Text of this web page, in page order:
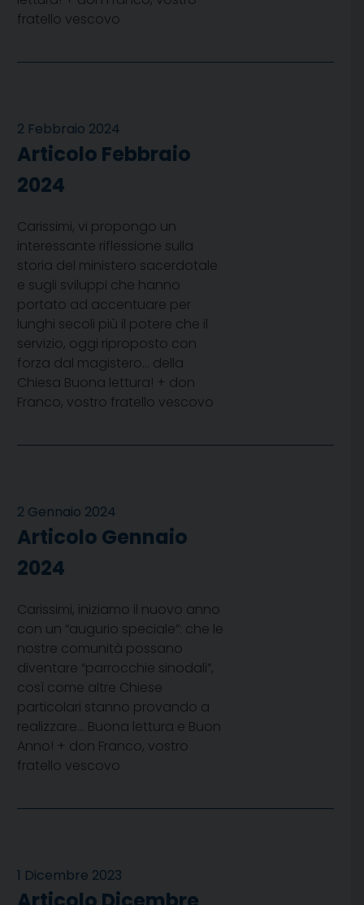
fratello vescovo
2 Febbraio 2024
Articolo Febbraio
2024
Carissimi, vi propongo un
interessante riflessione sulla
storia del ministero sacerdotale
e sugli sviluppi che hanno
portato ad accentuare per
lunghi secoli più il potere che il
servizio, oggi riproposto con
forza dal magistero… della
Chiesa Buona lettura! + don
Franco, vostro fratello vescovo
2 Gennaio 2024
Articolo Gennaio
2024
Carissimi, iniziamo il nuovo anno
con un “augurio speciale”: che le
nostre comunità possano
diventare “parrocchie sinodali”,
così come altre Chiese
particolari stanno provando a
realizzare… Buona lettura e Buon
Anno! + don Franco, vostro
fratello vescovo
1 Dicembre 2023